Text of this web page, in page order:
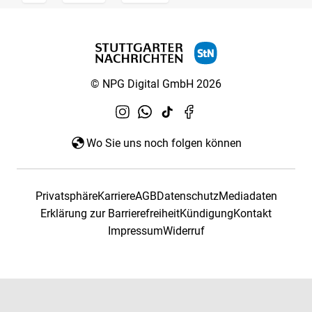
© NPG Digital GmbH 2026
Wo Sie uns noch folgen können
PrivatsphäreKarriereAGBDatenschutzMediadaten
Erklärung zur BarrierefreiheitKündigungKontakt
ImpressumWiderruf